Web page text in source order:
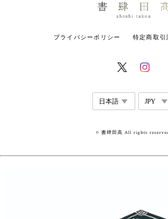
プライバシーポリシー 特定商取引
© 書肆田高 All rights